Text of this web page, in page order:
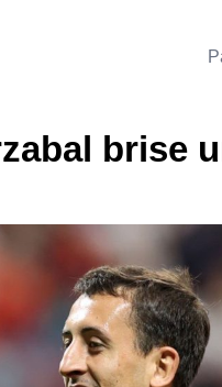
brise